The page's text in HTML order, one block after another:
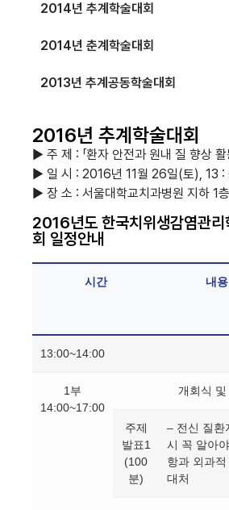
2014년 추계학술대회
2014년 춘계학술대회
2013년 추계공동학술대회
2016년 추계학술대회
▶ 주 제 : 「환자 안전과 원내 질 향상 활
▶ 일 시 : 2016년 11월 26일(토), 13
▶ 장 소 : 서울대학교치과병원 지하 1
2016년도 한국치위생감염관리
회 일정안내
시간 내용
13:00~14:00
1부
14:00~17:00
개회식
주제
발표1
(100
분)
– 전신 질환
시 꼭 알아
항과 외과
대처